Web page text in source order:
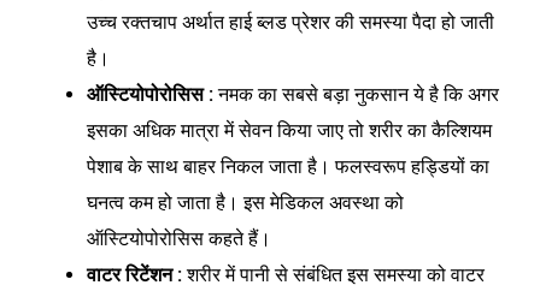
उच्च रक्तचाप अर्थात हाई ब्लड प्रेशर की समस्या पैदा हो जाती
है।
ऑस्टियोपोरोसिस :नमक का सबसे बड़ा नुकसान ये है कि अगर
इसका अधिक मात्रा में सेवन किया जाए तो शरीर का कैल्शियम
पेशाब के साथ बाहर निकल जाता है। फलस्वरूप हड्डियों का
घनत्व कम हो जाता है। इस मेडिकल अवस्था को
ऑस्टियोपोरोसिस कहते हैं।
वाटर रिटेंशन :शरीर में पानी से संबंधित इस समस्या को वाटर